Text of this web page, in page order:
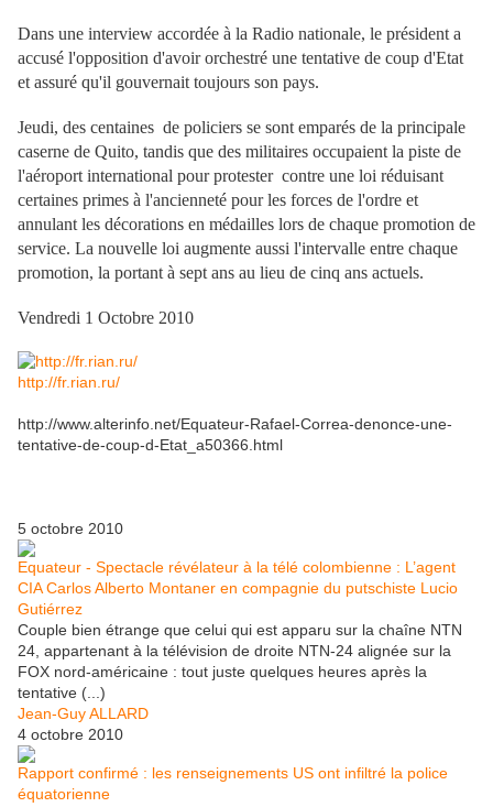
Dans une interview accordée à la Radio nationale, le président a
accusé l'opposition d'avoir orchestré une tentative de coup d'Etat
et assuré qu'il gouvernait toujours son pays.
Jeudi, des centaines de policiers se sont emparés de la principale
caserne de Quito, tandis que des militaires occupaient la piste de
l'aéroport international pour protester contre une loi réduisant
certaines primes à l'ancienneté pour les forces de l'ordre et
annulant les décorations en médailles lors de chaque promotion de
service. La nouvelle loi augmente aussi l'intervalle entre chaque
promotion, la portant à sept ans au lieu de cinq ans actuels.
Vendredi 1 Octobre 2010
http://fr.rian.ru/
http://www.alterinfo.net/Equateur-Rafael-Correa-denonce-une-
tentative-de-coup-d-Etat_a50366.html
5 octobre 2010
Equateur - Spectacle révélateur à la télé colombienne : L’agent
CIA Carlos Alberto Montaner en compagnie du putschiste Lucio
Gutiérrez
Couple bien étrange que celui qui est apparu sur la chaîne NTN
24, appartenant à la télévision de droite NTN-24 alignée sur la
FOX nord-américaine : tout juste quelques heures après la
tentative (...)
Jean-Guy ALLARD
4 octobre 2010
Rapport confirmé : les renseignements US ont infiltré la police
équatorienne